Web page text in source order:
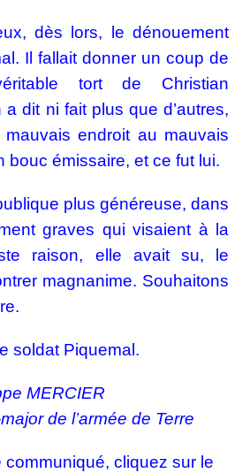
dès lors, le dénouement
Il fallait donner un coup de
tort de Christian
a dit ni fait plus que d’autres,
endroit au mauvais
bouc émissaire, et ce fut lui.
plus généreuse, dans
graves qui visaient à la
raison, elle avait su, le
magnanime. Souhaitons
soldat Piquemal.
MERCIER
de l’armée de Terre
communiqué, cliquez sur le